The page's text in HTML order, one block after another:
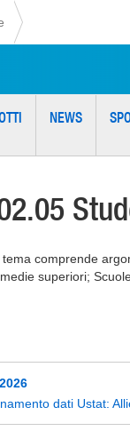
NEWS
comprende
superiori;
dati Ustat: